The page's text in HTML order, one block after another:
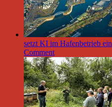
setzt KI im Hafenbetrieb ein
Comment